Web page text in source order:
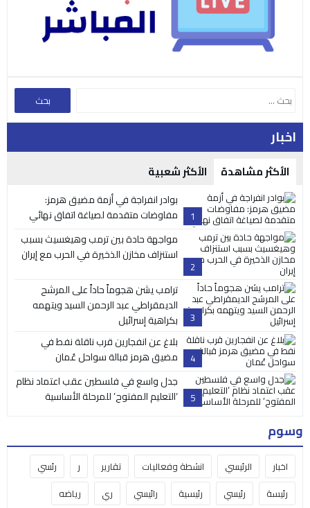
اخبار
الأكثر مشاهدة الأكثر شعبية
1
بوادر انفراجة في أزمة مضيق هرمز:
مفاوضات متقدمة لصياغة اتفاق نهائي
2
مواجهة حادة بين ترمب وهيغسيث بسبب
استنزاف مخازن الذخيرة في الحرب مع إيران
3
ترامب يشن هجوماً حاداً على المرشح
الديمقراطي عبد الرحمن السيد ويتهمه
بكراهية إسرائيل
4
بلاغ عن انفجارين قرب ناقلة نفط في
مضيق هرمز قبالة سواحل عُمان
5
جدل واسع في فلسطين عقب اعتماد نظام
‘التعليم المفتوح’ للمرحلة الأساسية
وسوم
اخبار الرئيسي انشطة وفعاليات تقارير ر
رئسي
رئيسة
رئيسي رئيسية رائيسي ري رياضه